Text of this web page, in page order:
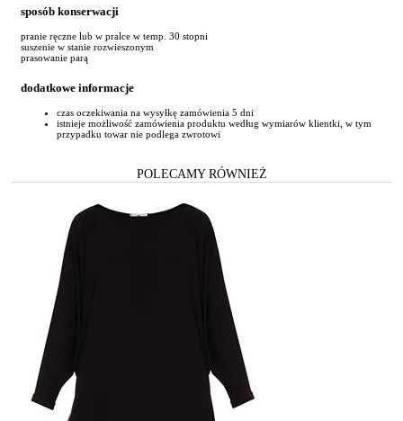
sposób konserwacji
pranie ręczne lub w pralce w temp. 30 stopni
suszenie w stanie rozwieszonym
prasowanie parą
dodatkowe informacje
czas oczekiwania na wysyłkę zamówienia 5 dni
istnieje możliwość zamówienia produktu według wymiarów klientki, w tym
przypadku towar nie podlega zwrotowi
POLECAMY RÓWNIEŻ